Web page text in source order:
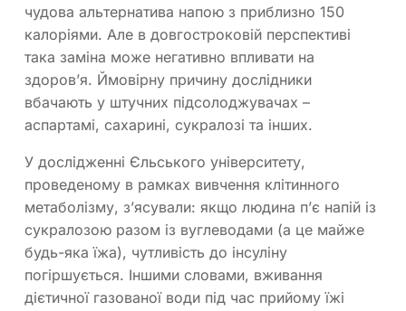
чудова альтернатива напою з приблизно 150
калоріями. Але в довгостроковій перспективі
така заміна може негативно впливати на
здоров’я. Ймовірну причину дослідники
вбачають у штучних підсолоджувачах –
аспартамі, сахарині, сукралозі та інших.
У дослідженні Єльського університету,
проведеному в рамках вивчення клітинного
метаболізму, з’ясували: якщо людина п’є напій із
сукралозою разом із вуглеводами (а це майже
будь-яка їжа), чутливість до інсуліну
погіршується. Іншими словами, вживання
дієтичної газованої води під час прийому їжі